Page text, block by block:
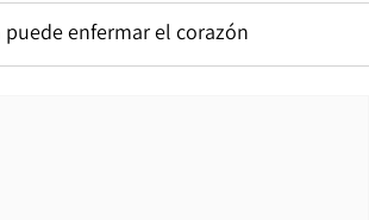
enfermar el corazón